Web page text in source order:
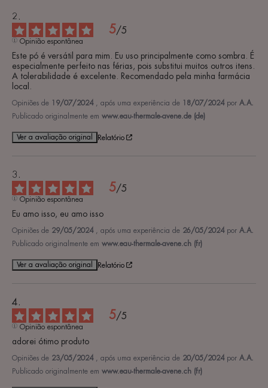
5/5
Opinião espontânea
Este pó é versátil para mim. Eu uso principalmente como sombra. É
especialmente perfeito nas férias, pois substitui muitos outros itens.
A tolerabilidade é excelente. Recomendado pela minha farmácia
local.
Opiniões de 19/07/2024 , após uma experiência de 18/07/2024 por A.A.
Publicado originalmente em www.eau-thermale-avene.de (de)
Ver a avaliação original Relatório
5/5
Opinião espontânea
Eu amo isso, eu amo isso
Opiniões de 29/05/2024 , após uma experiência de 26/05/2024 por A.A.
Publicado originalmente em www.eau-thermale-avene.ch (fr)
Ver a avaliação original Relatório
5/5
Opinião espontânea
adorei ótimo produto
Opiniões de 23/05/2024 , após uma experiência de 20/05/2024 por A.A.
Publicado originalmente em www.eau-thermale-avene.ch (fr)